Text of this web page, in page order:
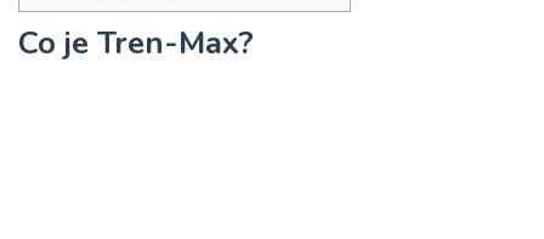
Co je Tren-Max?